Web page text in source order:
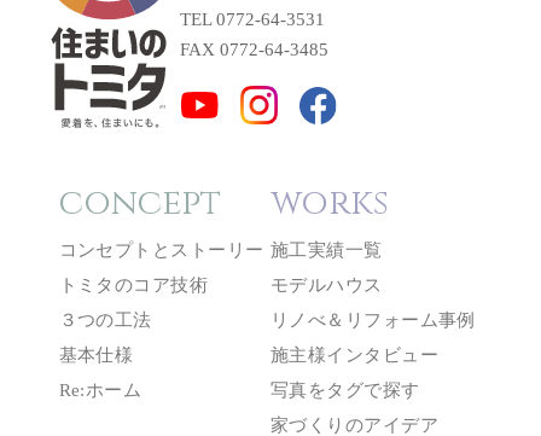
TEL 0772-64-3531
FAX 0772-64-3485
concept
コンセプトとストーリー
トミタのコア技術
３つの工法
基本仕様
Re:ホーム
works
施工実績一覧
モデルハウス
リノべ＆リフォーム事例
施主様インタビュー
写真をタグで探す
家づくりのアイデア